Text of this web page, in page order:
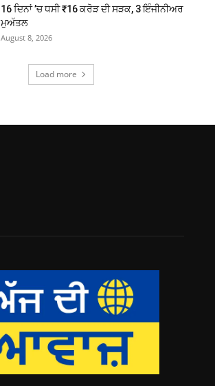
16 ਦਿਨਾਂ ’ਚ ਧਸੀ ₹16 ਕਰੋੜ ਦੀ ਸੜਕ, 3 ਇੰਜੀਨੀਅਰ
ਮੁਅੱਤਲ
August 8, 2026
Load more